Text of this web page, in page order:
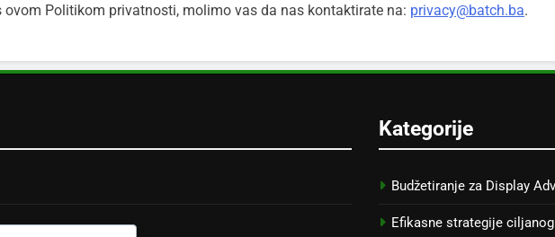
Politikom privatnosti, molimo vas da nas kontaktirate na: privacy@batch.ba.
Kategorije
Budžetiranje za Display
Efikasne strategije